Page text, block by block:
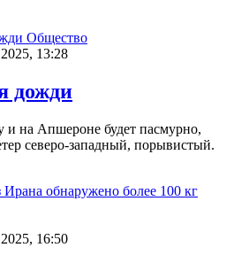
Общество
13:28
дожди
и на Апшероне будет пасмурно,
северо-западный, порывистый.
16:50